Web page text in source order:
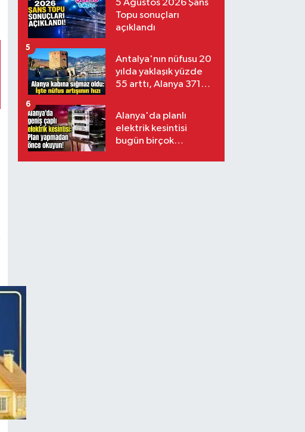
5 Ağustos 2026 Şans
Topu sonuçları
açıklandı
Antalya'nın nüfusu 20
yılda yaklaşık yüzde
55 arttı, Alanya 371
5
Alanya'da planlı
elektrik kesintisi
bugün birçok
6